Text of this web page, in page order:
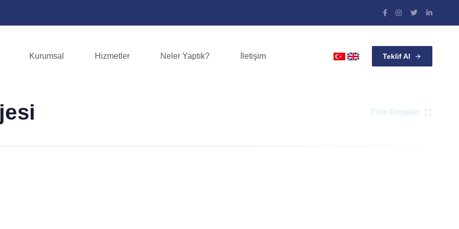
Kurumsal Hizmetler Neler Yaptık? İletişim Teklif Al
Tüm Projeler